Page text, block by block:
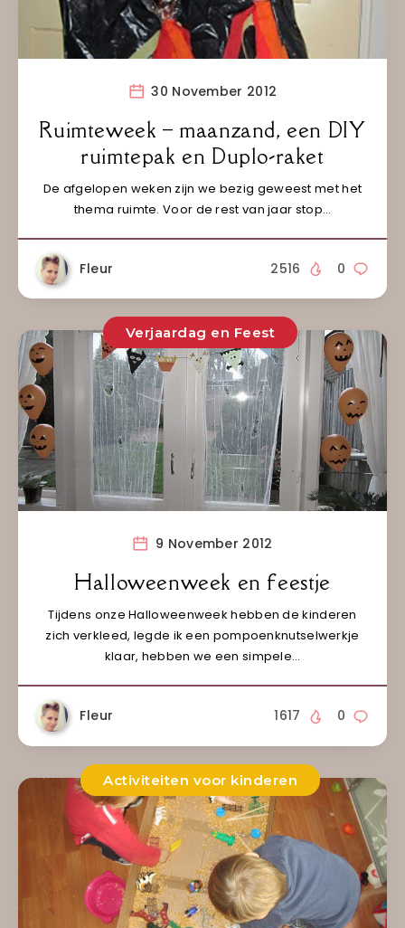
30 November 2012
Ruimteweek – maanzand, een DIY
ruimtepak en Duplo-raket
De afgelopen weken zijn we bezig geweest met het
thema ruimte. Voor de rest van jaar stop…
Fleur 0
2516
Verjaardag en Feest
9 November 2012
Halloweenweek en feestje
Tijdens onze Halloweenweek hebben de kinderen
zich verkleed, legde ik een pompoenknutselwerkje
klaar, hebben we een simpele…
Fleur 0
1617
Activiteiten voor kinderen